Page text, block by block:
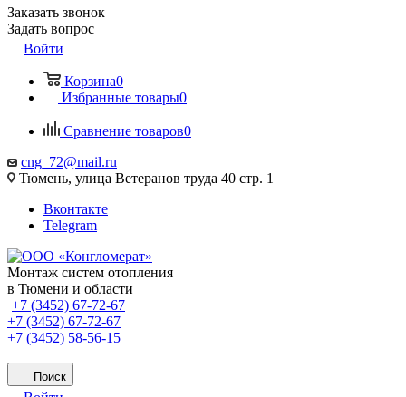
Заказать звонок
Задать вопрос
Войти
Корзина0
Избранные товары0
Сравнение товаров0
cng_72@mail.ru
Тюмень, улица Ветеранов труда 40 стр. 1
Вконтакте
Telegram
Монтаж систем отопления
в Тюмени и области
+7 (3452) 67-72-67
+7 (3452) 67-72-67
+7 (3452) 58-56-15
Поиск